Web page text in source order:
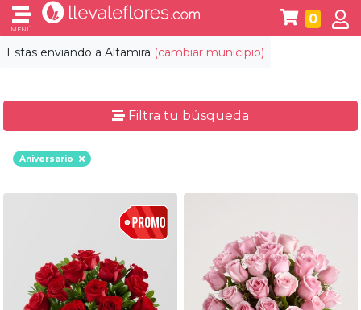
Estas enviando a Altamira (cambiar municipio)
MENÚ
0
Filtra tu búsqueda
Aniversario